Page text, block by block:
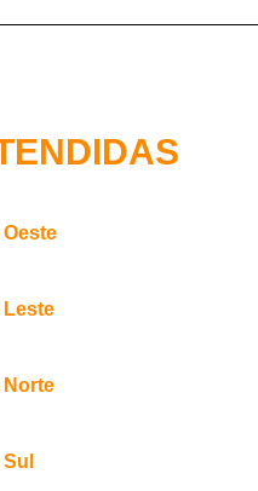
Leste
Norte